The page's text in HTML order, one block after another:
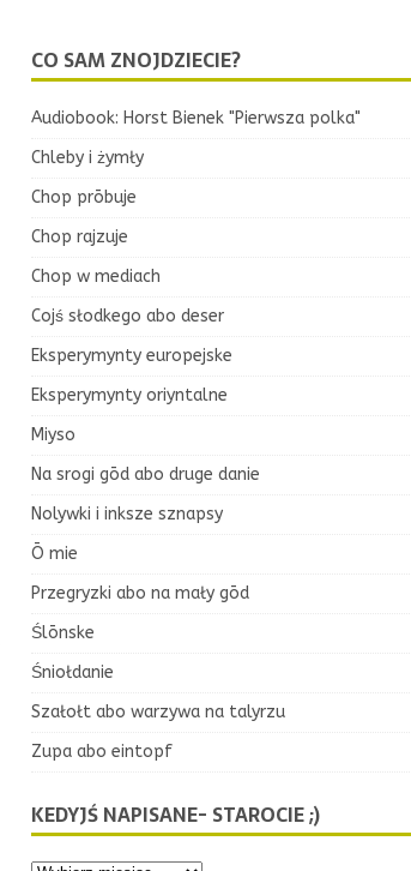
CO SAM ZNOJDZIECIE?
Audiobook: Horst Bienek "Pierwsza polka"
Chleby i żymły
Chop prōbuje
Chop rajzuje
Chop w mediach
Cojś słodkego abo deser
Eksperymynty europejske
Eksperymynty oriyntalne
Miyso
Na srogi gōd abo druge danie
Nolywki i inksze sznapsy
Ō mie
Przegryzki abo na mały gōd
Ślōnske
Śniołdanie
Szałołt abo warzywa na talyrzu
Zupa abo eintopf
KEDYJŚ NAPISANE- STAROCIE ;)